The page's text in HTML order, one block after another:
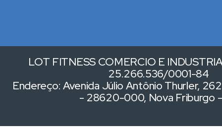
LOT FITNESS COMERCIO E
25.266.536/0001-84
Endereço: Avenida Júlio Antônio Thurler,
- 28620-000, Nova Friburgo